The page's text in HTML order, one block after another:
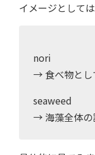
イメージとして
nori
→ 食べ物とし
seaweed
→ 海藻全体の